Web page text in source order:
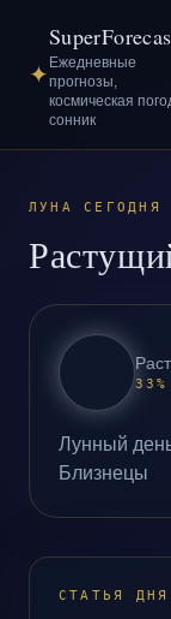
✦ Ежедневные
прогнозы,
космическая
сонник
ЛУНА СЕГОДНЯ
33%
Лунный
Близнецы
СТАТЬЯ ДНЯ